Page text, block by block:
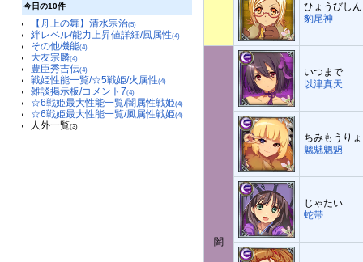
今日の10件
【舟上の舞】清水宗治(5)
絆レベル/能力上昇値詳細/風属性(4)
その他機能(4)
大友宗麟(4)
豊臣秀吉伝(4)
戦姫性能一覧/☆5戦姫/火属性(4)
雑談掲示板/コメント7(4)
☆6戦姫最大性能一覧/闇属性戦姫(4)
☆6戦姫最大性能一覧/風属性戦姫(4)
人外一覧(3)
ひょうびしん
豹尾神
闇
いつまで
以津真天
ちみもうり
魑魅魍魎
じゃたい
蛇帯